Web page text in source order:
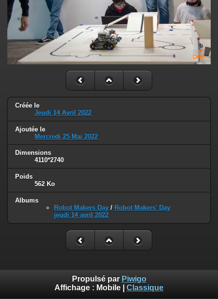
Créée le
Jeudi 14 Avril 2022
Ajoutée le
Mercredi 25 Mai 2022
Dimensions
4110*2740
Poids
562 Ko
Albums
Robot Makers Day / Robot Makers' Day
jeudi 14 avril 2022
Propulsé par Piwigo
Affichage : Mobile Classique